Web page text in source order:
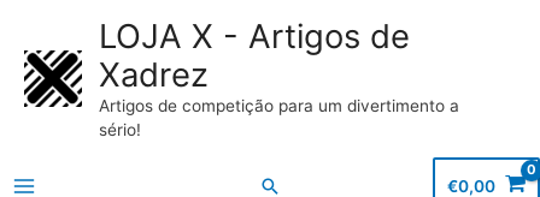
LOJA X - Artigos de
Xadrez
Artigos de competição para um divertimento a
sério!
Buscar €0,00